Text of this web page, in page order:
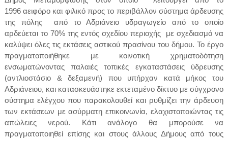
1996 αειφόρο και φιλικό προς το περιβάλλον σύστημα άρδευσης
της πόλης από το Αδριάνειο υδραγωγείο από το οποίο
αρδεύεται το 70% της εντός σχεδίου περιοχής με σχεδιασμό να
καλύψει όλες τις εκτάσεις αστικού πρασίνου του δήμου. Το έργο
πραγματοποιήθηκε με κοινοτική χρηματοδότηση
ενσωματώνοντας παλαιές τοπικές εγκαταστάσεις ύδρευσης
(αντλιοστάσιο & δεξαμενή) που υπήρχαν κατά μήκος του
Αδριάνειου, και κατασκευάστηκε εκτεταμένο δίκτυο με σύγχρονο
σύστημα ελέγχου που παρακολουθεί και ρυθμίζει την άρδευση
των εκτάσεων με ασύρματη επικοινωνία, ελαχιστοποιώντας τις
απώλειες νερού. Κάτι ανάλογο θα μπορούσε να
πραγματοποιηθεί επίσης και στους άλλους Δήμους από τους